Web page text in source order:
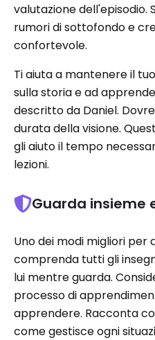
valutazione dell'episodio.
rumori di sottofondo e
confortevole.
Ti aiuta a mantenere il
sulla storia e ad
descritto da Daniel.
durata della visione.
gli aiuto il tempo
lezioni.
Guarda insieme
Uno dei modi migliori per
comprenda tutti gli
lui mentre guarda.
processo di
apprendere. Racconta
come gestisce ogni